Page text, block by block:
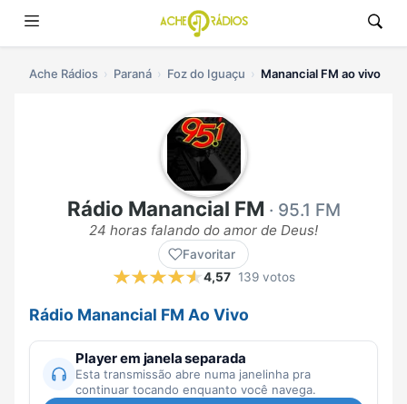
Ache Rádios Paraná Foz do Iguaçu Manancial FM ao vivo
Rádio Manancial FM · 95.1 FM
24 horas falando do amor de Deus!
Favoritar
4,57 139 votos
Rádio Manancial FM Ao Vivo
Player em janela separada
Esta transmissão abre numa janelinha pra
continuar tocando enquanto você navega.